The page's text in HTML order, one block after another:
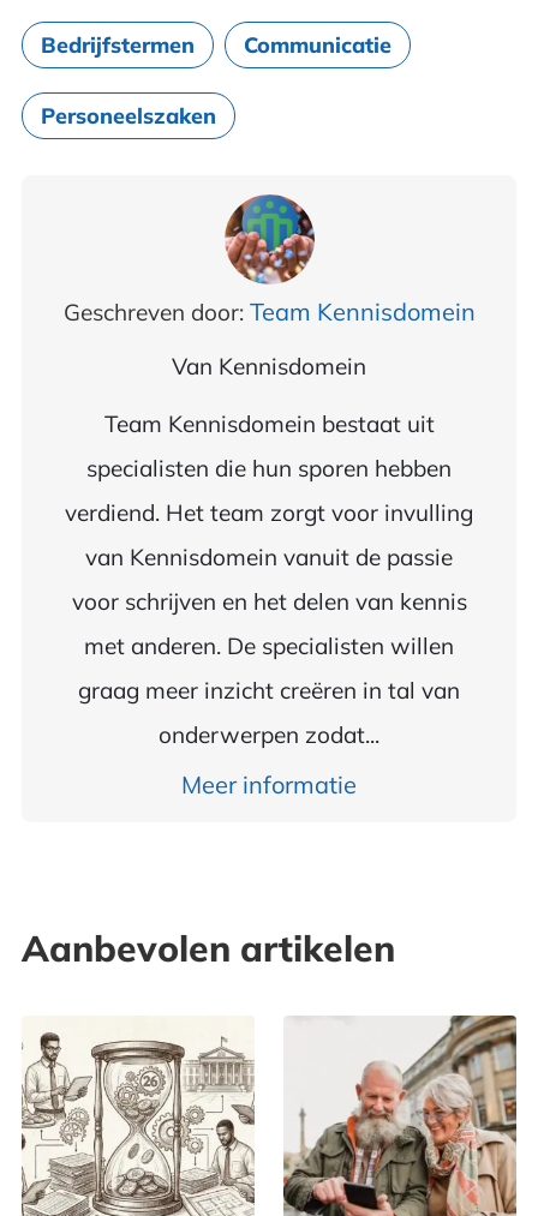
Bedrijfstermen Communicatie
Personeelszaken
Geschreven door: Team Kennisdomein
Van Kennisdomein
Team Kennisdomein bestaat uit
specialisten die hun sporen hebben
verdiend. Het team zorgt voor invulling
van Kennisdomein vanuit de passie
voor schrijven en het delen van kennis
met anderen. De specialisten willen
graag meer inzicht creëren in tal van
onderwerpen zodat...
Meer informatie
Aanbevolen artikelen